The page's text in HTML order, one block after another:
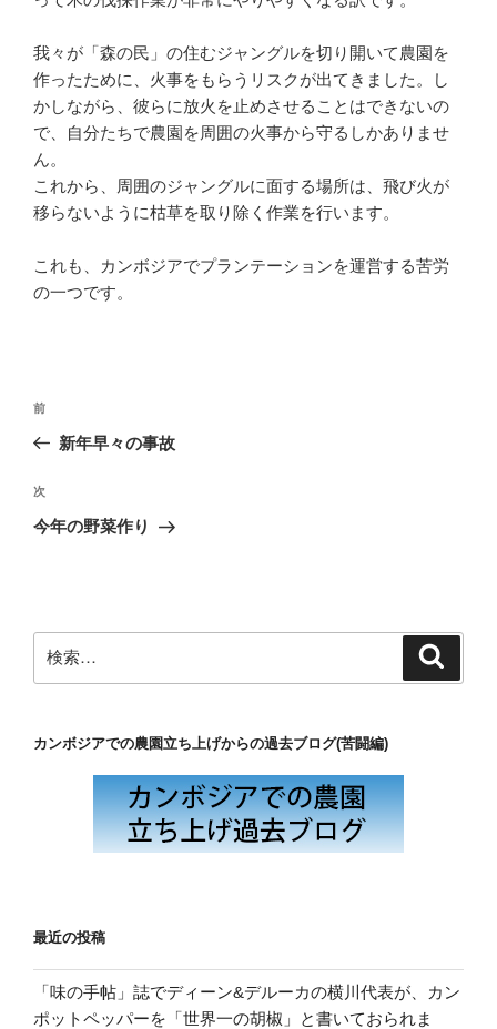
我々が「森の民」の住むジャングルを切り開いて農園を
作ったために、火事をもらうリスクが出てきました。し
かしながら、彼らに放火を止めさせることはできないの
で、自分たちで農園を周囲の火事から守るしかありませ
ん。
これから、周囲のジャングルに面する場所は、飛び火が
移らないように枯草を取り除く作業を行います。
これも、カンボジアでプランテーションを運営する苦労
の一つです。
投
ナ
ビ
ゲ
ン
前
の
稿
前
新年早々の事故
次
の
次
今年の野菜作り
索:
カンボジアでの農園立ち上げからの過去ブログ(苦闘編)
最近の投稿
「味の手帖」誌でディーン&デルーカの横川代表が、カン
ポットペッパーを「世界一の胡椒」と書いておられま